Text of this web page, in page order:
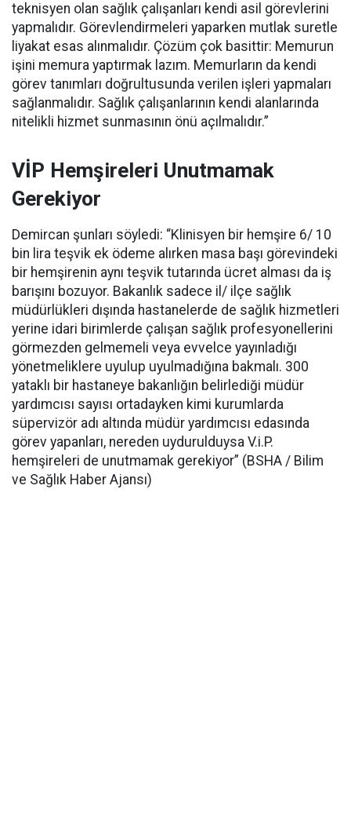
teknisyen olan sağlık çalışanları kendi asil görevlerini
yapmalıdır. Görevlendirmeleri yaparken mutlak suretle
liyakat esas alınmalıdır. Çözüm çok basittir: Memurun
işini memura yaptırmak lazım. Memurların da kendi
görev tanımları doğrultusunda verilen işleri yapmaları
sağlanmalıdır. Sağlık çalışanlarının kendi alanlarında
nitelikli hizmet sunmasının önü açılmalıdır.”
VİP Hemşireleri Unutmamak
Gerekiyor
Demircan şunları söyledi: “Klinisyen bir hemşire 6/ 10
bin lira teşvik ek ödeme alırken masa başı görevindeki
bir hemşirenin aynı teşvik tutarında ücret alması da iş
barışını bozuyor. Bakanlık sadece il/ ilçe sağlık
müdürlükleri dışında hastanelerde de sağlık hizmetleri
yerine idari birimlerde çalışan sağlık profesyonellerini
görmezden gelmemeli veya evvelce yayınladığı
yönetmeliklere uyulup uyulmadığına bakmalı. 300
yataklı bir hastaneye bakanlığın belirlediği müdür
yardımcısı sayısı ortadayken kimi kurumlarda
süpervizör adı altında müdür yardımcısı edasında
görev yapanları, nereden uydurulduysa V.i.P.
hemşireleri de unutmamak gerekiyor” (BSHA / Bilim
ve Sağlık Haber Ajansı)